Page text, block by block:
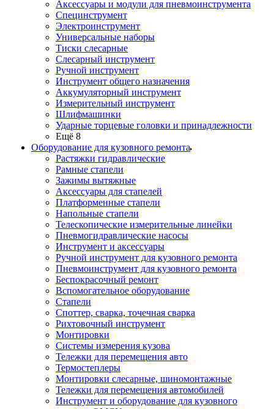
Аксессуары и модули для пневмоинструмента
Специнструмент
Электроинструмент
Универсальные наборы
Тиски слесарные
Слесарный инструмент
Ручной инструмент
Инструмент общего назначения
Аккумуляторный инструмент
Измерительный инструмент
Шлифмашинки
Ударные торцевые головки и принадлежности
Ещё 8
Оборудование для кузовного ремонта
Растяжки гидравлические
Рамные стапели
Зажимы вытяжные
Аксессуары для стапелей
Платформенные стапели
Напольные стапели
Телескопические измерительные линейки
Пневмогидравлические насосы
Инструмент и аксессуары
Ручной инструмент для кузовного ремонта
Пневмоинструмент для кузовного ремонта
Беспокрасочный ремонт
Вспомогательное оборудование
Стапели
Споттер, сварка, точечная сварка
Рихтовочный инструмент
Монтировки
Системы измерения кузова
Тележки для перемещения авто
Термостеплеры
Монтировки слесарные, шиномонтажные
Тележки для перемещения автомобилей
Инструмент и оборудование для кузовного